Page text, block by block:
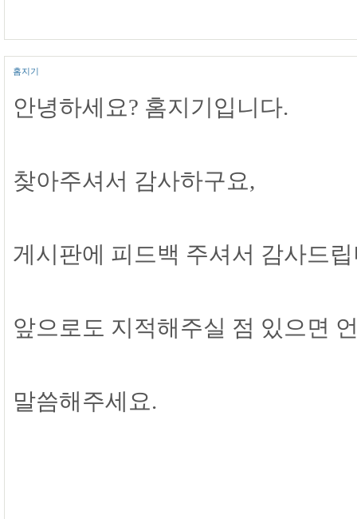
홈지기
안녕하세요? 홈지기입니다.
찾아주셔서 감사하구요,
게시판에 피드백 주셔서 감사드
앞으로도 지적해주실 점 있으면
말씀해주세요.